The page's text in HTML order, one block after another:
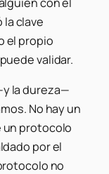
clave
el propio
validar.
la dureza—
No hay un
un protocolo
por el
no